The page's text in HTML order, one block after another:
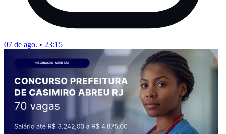
07 de ago. • 23:15